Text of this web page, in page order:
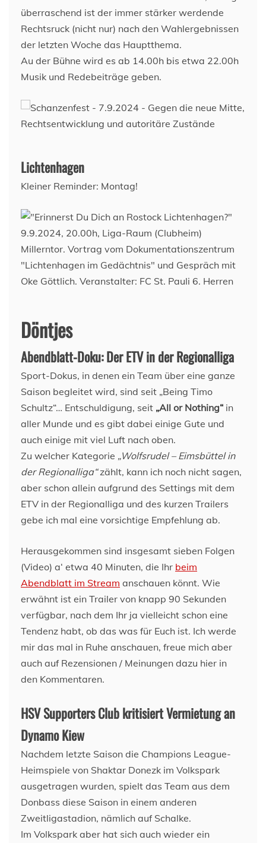
überraschend ist der immer stärker werdende
Rechtsruck (nicht nur) nach den Wahlergebnissen
der letzten Woche das Hauptthema.
Au der Bühne wird es ab 14.00h bis etwa 22.00h
Musik und Redebeiträge geben.
Lichtenhagen
Kleiner Reminder: Montag!
Döntjes
Abendblatt-Doku: Der ETV in der Regionalliga
Sport-Dokus, in denen ein Team über eine ganze
Saison begleitet wird, sind seit „Being Timo
Schultz“… Entschuldigung, seit „All or Nothing“ in
aller Munde und es gibt dabei einige Gute und
auch einige mit viel Luft nach oben.
Zu welcher Kategorie „Wolfsrudel – Eimsbüttel in
der Regionalliga“zählt, kann ich noch nicht sagen,
aber schon allein aufgrund des Settings mit dem
ETV in der Regionalliga und des kurzen Trailers
gebe ich mal eine vorsichtige Empfehlung ab.
Herausgekommen sind insgesamt sieben Folgen
(Video) a‘ etwa 40 Minuten, die Ihr beim
Abendblatt im Stream anschauen könnt. Wie
erwähnt ist ein Trailer von knapp 90 Sekunden
verfügbar, nach dem Ihr ja vielleicht schon eine
Tendenz habt, ob das was für Euch ist. Ich werde
mir das mal in Ruhe anschauen, freue mich aber
auch auf Rezensionen / Meinungen dazu hier in
den Kommentaren.
HSV Supporters Club kritisiert Vermietung an
Dynamo Kiew
Nachdem letzte Saison die Champions League-
Heimspiele von Shaktar Donezk im Volkspark
ausgetragen wurden, spielt das Team aus dem
Donbass diese Saison in einem anderen
Zweitligastadion, nämlich auf Schalke.
Im Volkspark aber hat sich auch wieder ein